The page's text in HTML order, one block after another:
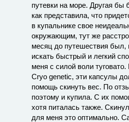
путевки на море. Другая бы
как представила, что
в купальнике свое
окружающим, тут же
месяц до путешествия был,
искать быстрый и легкий
меня с силой воли
Cryo genetic, эти капсулы
помощь скинуть вес. По
поэтому и купила. С их
хотя питалась также.
для меня это оптимально.